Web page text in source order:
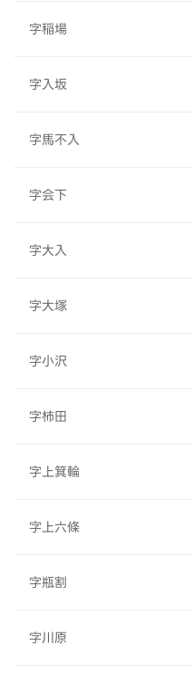
字稲場
字入坂
字馬不入
字会下
字大入
字大塚
字小沢
字柿田
字上箕輪
字上六條
字瓶割
字川原